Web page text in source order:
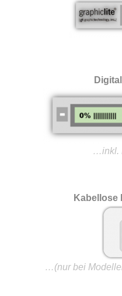
…inkl.
Kabellose
…(nur bei